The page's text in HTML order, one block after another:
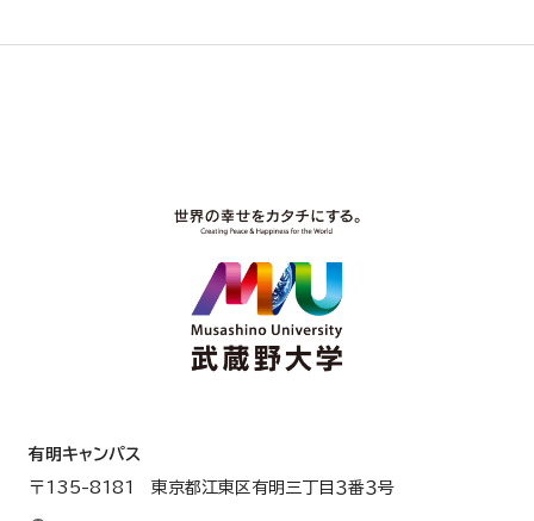
有明キャンパス
〒135-8181 東京都江東区有明三丁目３番３号